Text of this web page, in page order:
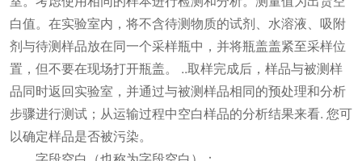
白值。在实验室内，将不含待测物质的试剂、水溶液、吸附
剂与待测样品放在同一个采样瓶中，并将瓶盖盖紧至采样位
置，但不要在现场打开瓶盖。 ..取样完成后，样品与被测样
品同时返回实验室，并通过与被测样品相同的预处理和分析
步骤进行测试；从运输过程中空白样品的分析结果来看. 您可
以确定样品是否被污染。